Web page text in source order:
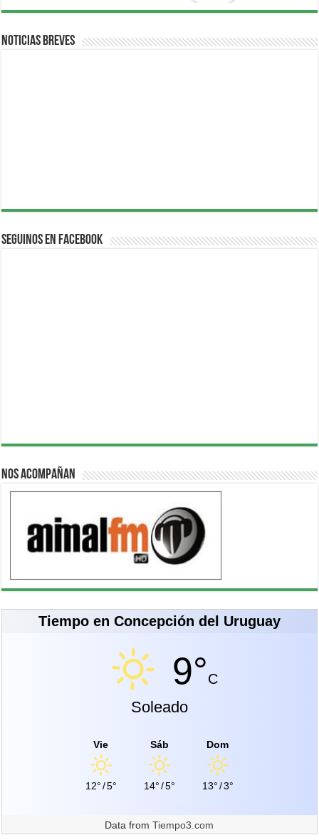
Noticias breves
Seguinos en Facebook
Nos acompañan
Tiempo en Concepción del Uruguay
9°C
Soleado
Vie
12°/5°
Sáb
14°/5°
Dom
13°/3°
Data fromTiempo3.com